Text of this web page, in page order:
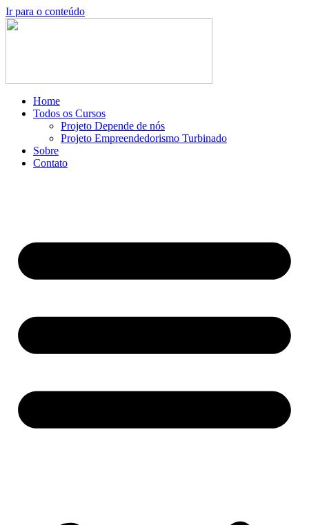
Ir para o conteúdo
Home
Todos os Cursos
Projeto Depende de nós
Projeto Empreendedorismo Turbinado
Sobre
Contato